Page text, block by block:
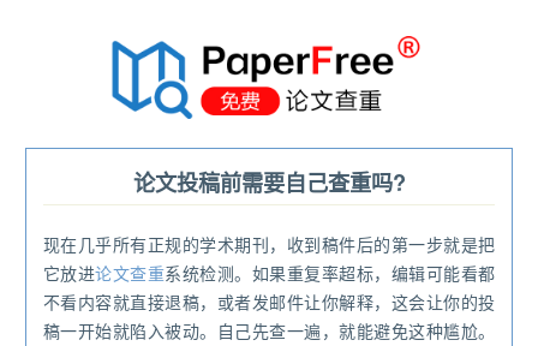
论文投稿前需要自己查重吗?
现在几乎所有正规的学术期刊，收到稿件后的第一步就是把
它放进论文查重系统检测。如果重复率超标，编辑可能看都
不看内容就直接退稿，或者发邮件让你解释，这会让你的投
稿一开始就陷入被动。自己先查一遍，就能避免这种尴尬。